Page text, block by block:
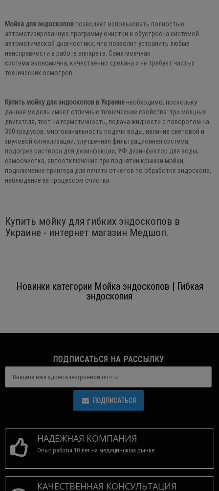
Мойка для эндоскопов позволяет использовать полностью
автоматизированную программу очистки и обустроена системой
автоматической диагностики, что позволит устранить любые
неисправности в работе аппарата. Сама моечная
система экономична, качественно сделана и не требует частых
технических осмотров.
Купить мойку для эндоскопов в Украине необходимо, поскольку
данная модель имеет отличные технические свойства: три мощных
двигателя, тест на герметичность, подача жидкости с поворотом на
360 градусов, многоканальность подачи воды, наличие световой и
звуковой сигнализации, улучшенная фильтрационная система,
подогрев раствора для дезинфекции, УФ дезинфектор для воды,
самоочистка, автоотключение при поднятии крышки мойки,
подключение принтера для печати отчетов по обработке эндоскопа,
наблюдение за процессом очистки.
Купить мойку для гибких эндоскопов в
Украине - интернет магазин Медшоп.
Новинки категории Мойка эндоскопов | Гибкая
эндоскопия
ПОДПИСАТЬСЯ НА РАССЫЛКУ
ПОДПИСАТЬСЯ
НАДЕЖНАЯ КОМПАНИЯ
Опыт работы 10 лет на медицинском рынке.
КАЧЕСТВЕННАЯ КОНСУЛЬТАЦИЯ